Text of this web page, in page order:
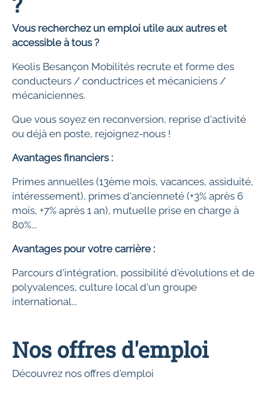
Vous recherchez un emploi utile aux autres et
accessible à tous ?
Keolis Besançon Mobilités recrute et forme des
conducteurs / conductrices et mécaniciens /
mécaniciennes.
Que vous soyez en reconversion, reprise d'activité
ou déjà en poste, rejoignez-nous !
Avantages financiers :
Primes annuelles (13ème mois, vacances, assiduité,
intéressement), primes d'ancienneté (+3% après 6
mois, +7% après 1 an), mutuelle prise en charge à
80%...
Avantages pour votre carrière :
Parcours d'intégration, possibilité d'évolutions et de
polyvalences, culture local d'un groupe
international...
Nos offres d'emploi
Découvrez nos offres d'emploi